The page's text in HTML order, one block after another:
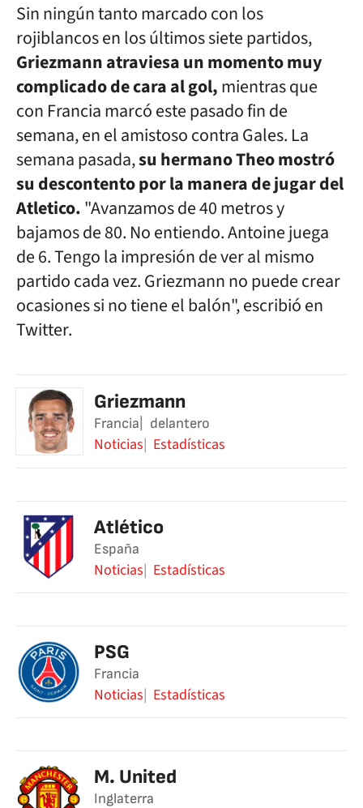
Sin ningún tanto marcado con los
rojiblancos en los últimos siete partidos,
Griezmann atraviesa un momento muy
complicado de cara al gol,mientras que
con Francia marcó este pasado fin de
semana, en el amistoso contra Gales. La
semana pasada,su hermano Theo mostró
su descontento por la manera de jugar del
Atletico."Avanzamos de 40 metros y
bajamos de 80. No entiendo. Antoine juega
de 6. Tengo la impresión de ver al mismo
partido cada vez. Griezmann no puede crear
ocasiones si no tiene el balón", escribió en
Twitter.
Griezmann
Francia delantero
Noticias Estadísticas
Atlético
España
Noticias Estadísticas
PSG
Francia
Noticias Estadísticas
M. United
Inglaterra